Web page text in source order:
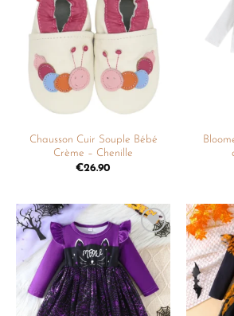
Ajouter
à la
liste de
Chausson Cuir Souple Bébé
Crème – Chenille
€26.90
Ajouter
à la
liste de
souhaits